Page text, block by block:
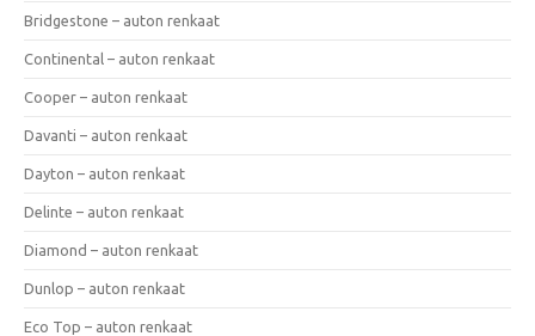
Bridgestone – auton renkaat
Continental – auton renkaat
Cooper – auton renkaat
Davanti – auton renkaat
Dayton – auton renkaat
Delinte – auton renkaat
Diamond – auton renkaat
Dunlop – auton renkaat
Eco Top – auton renkaat